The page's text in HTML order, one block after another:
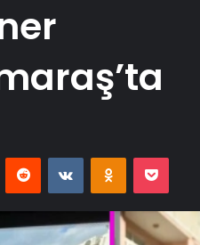
Reddit VKontakteOdnoklassniki
Pocket